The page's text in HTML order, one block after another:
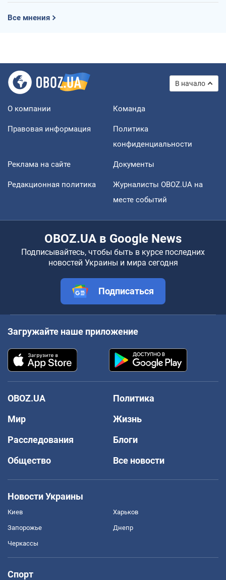
Все мнения
В начало
О компании Команда
Правовая информация
Политика
конфиденциальности
Реклама на сайте Документы
Редакционная политика
Журналисты OBOZ.UA на
месте событий
OBOZ.UA в Google News
Подписывайтесь, чтобы быть в курсе последних
новостей Украины и мира сегодня
Подписаться
Загружайте наше приложение
OBOZ.UA
Политика
Мир
Жизнь
Расследования
Блоги
Общество
Все новости
Новости Украины
Киев Харьков
Запорожье Днепр
Черкассы
Спорт